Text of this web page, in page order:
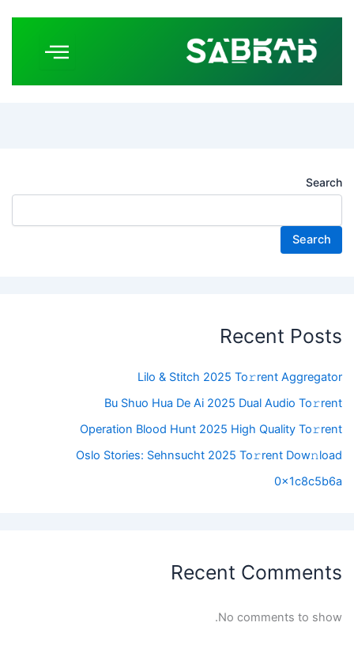
Search
Search
Recent Posts
Lilo & Stitch 2025 To𝚛rent Aggregator
Bu Shuo Hua De Ai 2025 Dual Audio To𝚛rent
Operation Blood Hunt 2025 High Quality To𝚛rent
Oslo Stories: Sehnsucht 2025 To𝚛rent Dow𝚗load
0x1c8c5b6a
Recent Comments
No comments to show.